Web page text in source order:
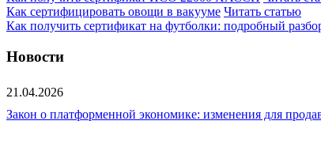
Как сертифицировать овощи в вакууме Читать статью
Как получить сертификат на футболки: подробный
Новости
21.04.2026
Закон о платформенной экономике: изменения для